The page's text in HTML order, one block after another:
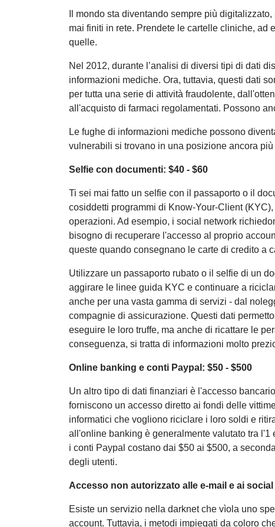
Il mondo sta diventando sempre più
mai finiti in rete. Prendete le cartelle cliniche, ad
quelle.
Nel 2012, durante l’analisi di diversi tipi di dati
informazioni mediche. Ora, tuttavia, questi dati
per tutta una serie di attività fraudolente,
all'acquisto di farmaci regolamentati. Possono
Le fughe di informazioni mediche possono
vulnerabili si trovano in una posizione ancora
Selfie con documenti: $40 - $60
Ti sei mai fatto un selfie con il passaporto o il
cosiddetti programmi di Know-Your-Client
operazioni. Ad esempio, i social network
bisogno di recuperare l'accesso al proprio
queste quando consegnano le carte di credito a
Utilizzare un passaporto rubato o il selfie di un
aggirare le linee guida KYC e continuare a
anche per una vasta gamma di servizi - dal
compagnie di assicurazione. Questi dati
eseguire le loro truffe, ma anche di ricattare le
conseguenza, si tratta di informazioni molto
Online banking e conti Paypal: $50 - $500
Un altro tipo di dati finanziari è l'accesso
forniscono un accesso diretto ai fondi delle
informatici che vogliono riciclare i loro soldi e
all'online banking è generalmente valutato tra
i conti Paypal costano dai $50 ai $500, a
degli utenti.
Accesso non autorizzato alle e-mail e ai social
Esiste un servizio nella darknet che vìola uno
account. Tuttavia, i metodi impiegati da coloro